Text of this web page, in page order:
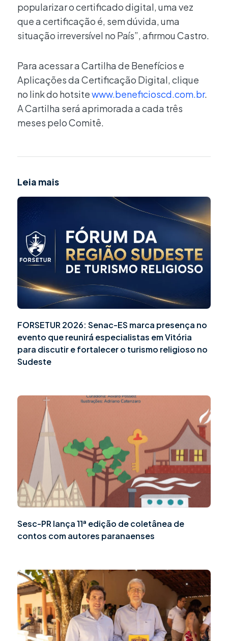
popularizar o certificado digital, uma vez
que a certificação é, sem dúvida, uma
situação irreversível no País”, afirmou Castro.
Para acessar a Cartilha de Benefícios e
Aplicações da Certificação Digital, clique
no link do hotsitewww.beneficioscd.com.br.
A Cartilha será aprimorada a cada três
meses pelo Comitê.
Leia mais
FORSETUR 2026: Senac-ES marca presença no
evento que reunirá especialistas em Vitória
para discutir e fortalecer o turismo religioso no
Sudeste
Sesc-PR lança 11ª edição de coletânea de
contos com autores paranaenses